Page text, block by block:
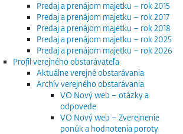
Predaj a prenájom majetku – rok 2015
Predaj a prenájom majetku – rok 2017
Predaj a prenájom majetku – rok 2018
Predaj a prenájom majetku – rok 2025
Predaj a prenájom majetku – rok 2026
Profil verejného obstarávateľa
Aktuálne verejné obstarávania
Archív verejného obstarávania
VO Nový web – otázky a
odpovede
VO Nový web – Zverejnenie
ponúk a hodnotenia poroty